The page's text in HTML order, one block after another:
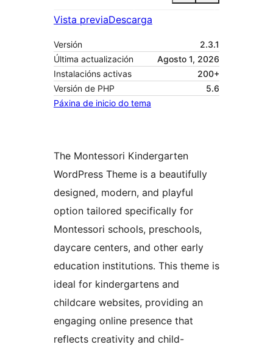
Vista previaDescarga
Versión
2.3.1
Última actualización
Agosto 1, 2026
Instalacións activas
200+
Versión de PHP
5.6
Páxina de inicio do tema
The Montessori Kindergarten
WordPress Theme is a beautifully
designed, modern, and playful
option tailored specifically for
Montessori schools, preschools,
daycare centers, and other early
education institutions. This theme is
ideal for kindergartens and
childcare websites, providing an
engaging online presence that
reflects creativity and child-